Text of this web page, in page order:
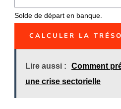
Solde de départ en banque.
CALCULER LA
Lire aussi :
Comment
une crise sectorielle